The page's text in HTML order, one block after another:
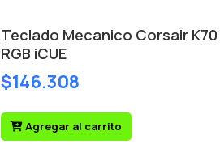
Teclado Mecanico Corsair
RGB iCUE
$146.308
Agregar al carrito